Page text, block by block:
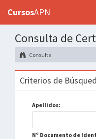
CursosAPN
Consulta de
Consulta
Criterios de
Apellidos:
Nº Documento de